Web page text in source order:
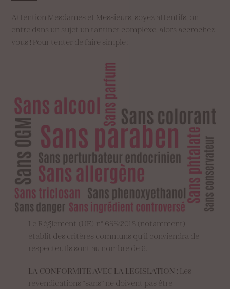
Attention Mesdames et Messieurs, soyez attentifs, on
entre dans un sujet un tantinet complexe, alors accrochez-
vous ! Pour tenter de faire simple :
Le Règlement (UE) n° 655/2013 (notamment)
établit des critères communs qu’il conviendra de
respecter. Ils sont au nombre de 6.
LA CONFORMITE AVEC LA LEGISLATION : Les
revendications “sans” ne doivent pas être